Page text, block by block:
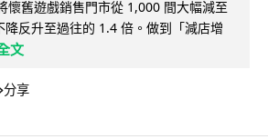
懷舊遊戲銷售門市從 1,000 間大幅減至
反升至過往的 1.4 倍。做到「減店增
文
分享